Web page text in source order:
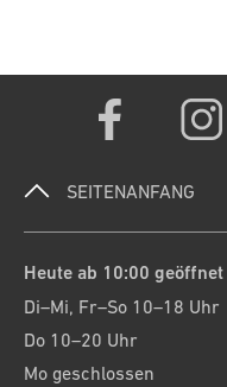
SEITENANFANG
Heute ab 10:00 geöffnet
Di–Mi, Fr–So 10–18 Uhr
Do 10–20 Uhr
Mo geschlossen